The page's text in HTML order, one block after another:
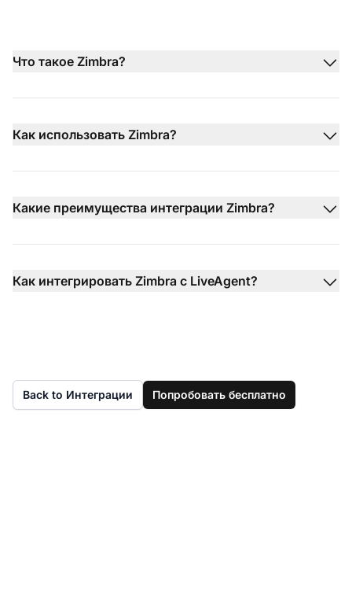
Что такое Zimbra?
Как использовать Zimbra?
Какие преимущества интеграции Zimbra?
Как интегрировать Zimbra с LiveAgent?
Back to Интеграции Попробовать бесплатно